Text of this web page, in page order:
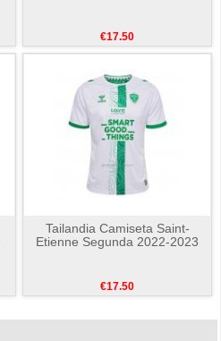
€17.50
Tailandia Camiseta Saint-
Etienne Segunda 2022-2023
€17.50